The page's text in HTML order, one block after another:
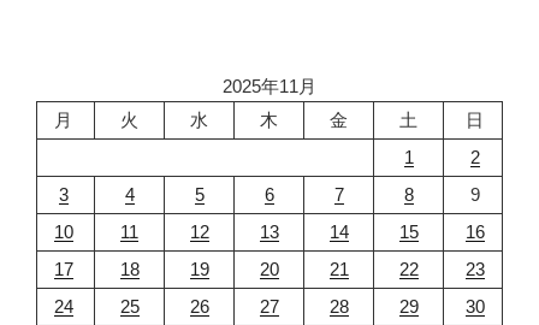
2025年11月
月
火 水 木 金 土
日
1
2
3
4 5 6 7 8
9
10
11 12 13 14 15
16
17
18 19 20 21 22
23
24
25 26 27 28 29
30